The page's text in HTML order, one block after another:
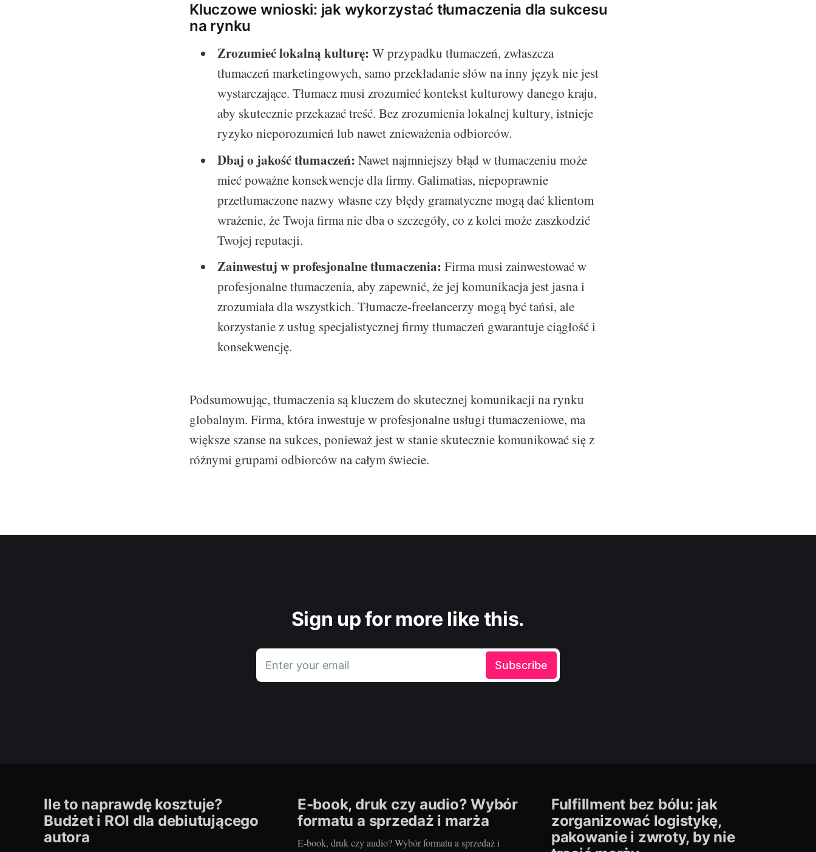
Kluczowe wnioski: jak wykorzystać tłumaczenia dla sukcesu
na rynku
Zrozumieć lokalną kulturę: W przypadku tłumaczeń, zwłaszcza
tłumaczeń marketingowych, samo przekładanie słów na inny język nie jest
wystarczające. Tłumacz musi zrozumieć kontekst kulturowy danego kraju,
aby skutecznie przekazać treść. Bez zrozumienia lokalnej kultury, istnieje
ryzyko nieporozumień lub nawet znieważenia odbiorców.
Dbaj o jakość tłumaczeń: Nawet najmniejszy błąd w tłumaczeniu może
mieć poważne konsekwencje dla firmy. Galimatias, niepoprawnie
przetłumaczone nazwy własne czy błędy gramatyczne mogą dać klientom
wrażenie, że Twoja firma nie dba o szczegóły, co z kolei może zaszkodzić
Twojej reputacji.
Zainwestuj w profesjonalne tłumaczenia: Firma musi zainwestować w
profesjonalne tłumaczenia, aby zapewnić, że jej komunikacja jest jasna i
zrozumiała dla wszystkich. Tłumacze-freelancerzy mogą być tańsi, ale
korzystanie z usług specjalistycznej firmy tłumaczeń gwarantuje ciągłość i
konsekwencję.
Podsumowując, tłumaczenia są kluczem do skutecznej komunikacji na rynku
globalnym. Firma, która inwestuje w profesjonalne usługi tłumaczeniowe, ma
większe szanse na sukces, ponieważ jest w stanie skutecznie komunikować się z
różnymi grupami odbiorców na całym świecie.
Sign up for more like this.
Enter your email Subscribe
Ile to naprawdę kosztuje?
Budżet i ROI dla debiutującego
autora
E‑book, druk czy audio? Wybór
formatu a sprzedaż i marża
E‑book, druk czy audio? Wybór formatu a sprzedaż i
Fulfillment bez bólu: jak
zorganizować logistykę,
pakowanie i zwroty, by nie